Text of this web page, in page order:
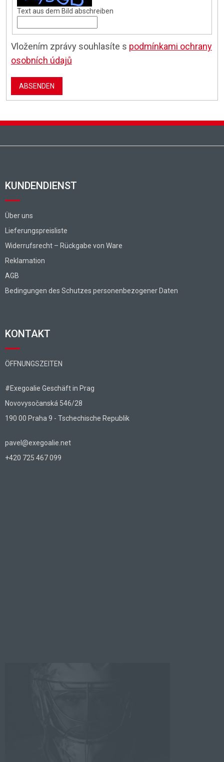
Text aus dem Bild abschreiben
Vložením zprávy souhlasíte s podmínkami ochrany
osobních údajů
ABSENDEN
KUNDENDIENST
Über uns
Lieferungspreisliste
Widerrufsrecht – Rückgabe von Ware
Reklamation
AGB
Bedingungen des Schutzes personenbezogener Daten
KONTAKT
ÖFFNUNGSZEITEN
#Exegoalie Geschäft in Prag
Novovysočanská 546/28
190 00 Praha 9 - Tschechische Republik
pavel@exegoalie.net
+420 725 467 099